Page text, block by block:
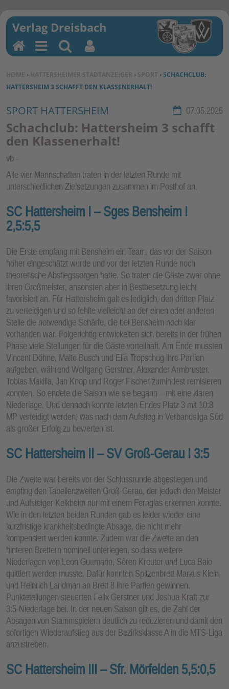
SIE BEFINDEN SICH HIER:
HOME › HATTERSHEIMER STADTANZEIGER › SPORT › SCHACHCLUB:
HATTERSHEIM 3 SCHAFFT DEN KLASSENERHALT!
Rubrik:
SPORT HATTERSHEIM 07.05.2026
Schachclub: Hattersheim 3 schafft
den Klassenerhalt!
vb
Alle vier Mannschaften traten in der letzten Runde mit
unterschiedlichen Zielsetzungen zusammen im Posthof an.
SC Hattersheim I – Sges Bensheim I
2,5:5,5
Die Erste empfang mit Bensheim ein Team, das vor der Saison
höher eingeschätzt wurde und vor der letzten Runde noch
theoretische Abstiegssorgen hatte. So traten die Gäste zwar ohne
ihren Großmeister, ansonsten aber in Bestbesetzung leicht
favorisiert an. Für Hattersheim galt es lediglich, den dritten Platz
zu verteidigen und so fehlte vielleicht an der einen oder anderen
Stelle die notwendige Schärfe, die bei Bensheim noch klar
vorhanden war. Folgerichtig entwickelten sich bereits in der frühen
Phase viele Stellungen für die Gäste vorteilhaft. Am Ende mussten
Vincent Döhne, Malte Busch und Elia Tropschug ihre Partien
aufgeben, während Wolfgang Gerstner, Alexander Armbruster,
Tobias Makilla, Jan Knop und Roger Fischer zumindest remisieren
konnten. So endete die Saison wie sie begann – mit eine klaren
Niederlage. Und dennoch konnte letzten Endes Platz 3 mit 10:8
MP verteidigt werden, was nach dem Aufstieg in Verbandsliga Süd
als großer Erfolg zu bewerten ist.
SC Hattersheim II – SV Groß-Gerau I 3:5
Die Zweite war bereits vor der Schlussrunde abgestiegen und
empfing den Tabellenzweiten Groß-Gerau, der jedoch den Meister
und Aufsteiger Kelkheim nur mit einem Fernglas erkennen konnte.
Wie in den letzten beiden Runden gab es leider wieder eine
kurzfristige krankheitsbedingte Absage, die nicht mehr
kompensiert werden konnte. Zudem war die Zweite an den
hinteren Brettern nominell unterlegen, so dass weitere
Niederlagen von Leon Guttmann, Sören Kreuter und Luca Baio
quittiert werden musste. Dafür konnten Spitzenbrett Markus Klein
und Heinrich Landman an Brett 8 ihre Partien gewinnen.
Punkteteilungen steuerten Felix Gerstner und Joshua Kraft zur
3:5-Niederlage bei. In der neuen Saison gilt es, die Zahl der
Absagen von Stammspielern deutlich zu reduzieren und damit den
sofortigen Wiederaufstieg aus der Bezirksklasse A in die MTS-Liga
anzustreben.
SC Hattersheim III – Sfr. Mörfelden 5,5:0,5
H
o
m
M
en
u
Su
ch
en
Be
nu
tz
un
kti
on
en